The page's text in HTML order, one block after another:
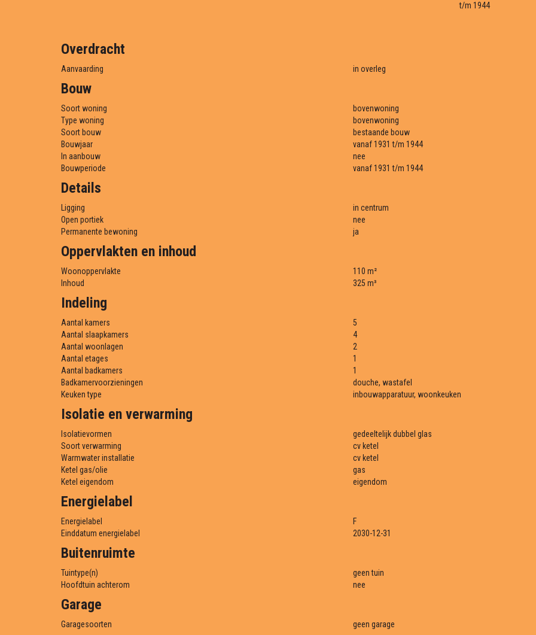
t/m 1944
Overdracht
Aanvaarding in overleg
Bouw
Soort woning
bovenwoning
Type woning
bovenwoning
Soort bouw
bestaande bouw
Bouwjaar
vanaf 1931 t/m 1944
In aanbouw
nee
Bouwperiode
vanaf 1931 t/m 1944
Details
Ligging
in centrum
Open portiek
nee
Permanente bewoning
ja
Oppervlakten en inhoud
Woonoppervlakte
110 m²
Inhoud
325 m³
Indeling
Aantal kamers
5
Aantal slaapkamers
4
Aantal woonlagen
2
Aantal etages
1
Aantal badkamers
1
Badkamervoorzieningen
douche, wastafel
Keuken type
inbouwapparatuur, woonkeuken
Isolatie en verwarming
Isolatievormen
gedeeltelijk dubbel glas
Soort verwarming
cv ketel
Warmwater installatie
cv ketel
Ketel gas/olie
gas
Ketel eigendom
eigendom
Energielabel
Energielabel
F
Einddatum energielabel
2030-12-31
Buitenruimte
Tuintype(n)
geen tuin
Hoofdtuin achterom
nee
Garage
Garagesoorten geen garage